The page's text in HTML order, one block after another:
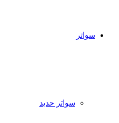
سواتر
سواتر حديد